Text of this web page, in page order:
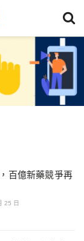
百億新藥競爭再
25 日